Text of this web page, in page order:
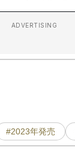
ADVERTISING
#2023年発売